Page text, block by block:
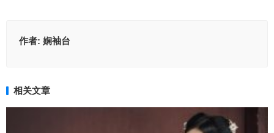
作者: 娴袖台
相关文章